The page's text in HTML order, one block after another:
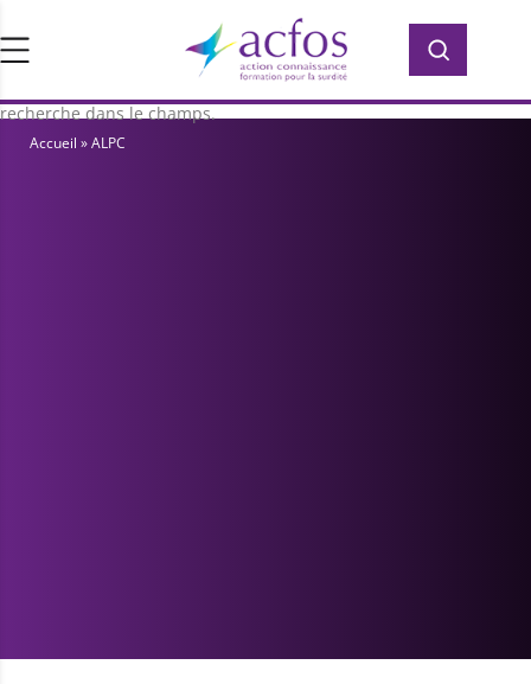
Rechercher :
d’ACFOS, qui contient plus de 400 PDF en
accès libre pour vous former ou vous
informer sur la surdité. Saisissez votre
recherche dans le champs.
Rechercher :
Accueil »ALPC